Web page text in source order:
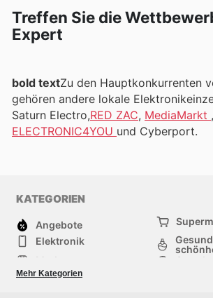
Treffen Sie die
Expert
bold textZu den Hauptkonkurrenten
gehören andere lokale
Saturn Electro,RED ZAC, MediaMarkt ,
ELECTRONIC4YOU und Cyberport.
KATEGORIEN
Angebote
Elektronik
Mode
Baumarkt
Mehr Kategorien